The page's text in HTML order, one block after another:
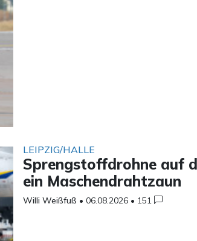
LEIPZIG/HALLE
Sprengstoffdrohne auf
ein Maschendrahtzaun
Willi Weißfuß • 06.08.2026 • 151